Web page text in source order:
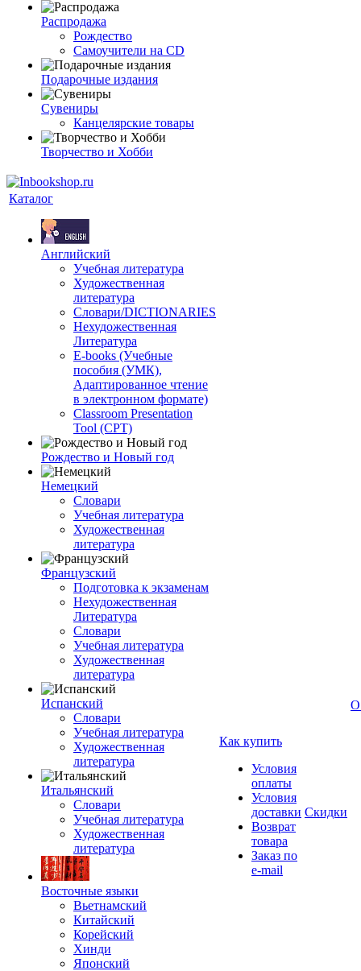
Распродажа
Рождество
Самоучители на CD
Подарочные издания
Сувениры
Канцелярские товары
Творчество и Хобби
Каталог
Английский
Учебная литература
Художественная
литература
Словари/DICTIONARIES
Нехудожественная
Литература
E-books (Учебные
пособия (УМК),
Адаптированное чтение
в электронном формате)
Classroom Presentation
Tool (CPT)
Рождество и Новый год
Немецкий
Словари
Учебная литература
Художественная
литература
Французский
Подготовка к экзаменам
Нехудожественная
Литература
Словари
Учебная литература
Художественная
литература
Испанский
Словари
Учебная литература
Художественная
литература
Итальянский
Словари
Учебная литература
Художественная
литература
Восточные языки
Вьетнамский
Китайский
Корейский
Хинди
Японский
Как купить
Условия
оплаты
Условия
доставки
Возврат
товара
Заказ по
e-mail
Скидки
О